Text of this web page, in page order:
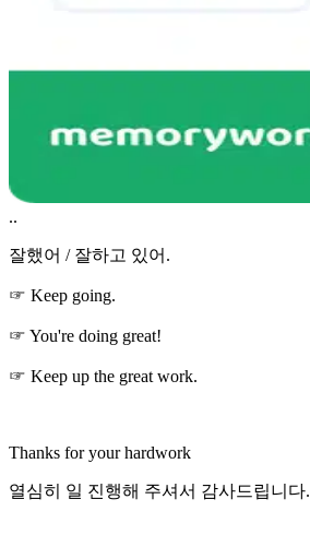
..
잘했어 / 잘하고 있어.
☞ Keep going.
☞ You're doing great!
☞ Keep up the great work.
Thanks for your hardwork
열심히 일 진행해 주셔서 감사드립니다.